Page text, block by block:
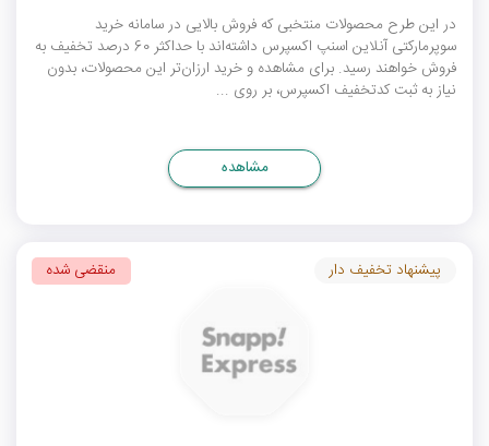
در این طرح محصولات منتخبی که فروش بالایی در سامانه خرید
سوپرمارکتی آنلاین اسنپ اکسپرس داشته‌اند با حداکثر 60 درصد تخفیف به
فروش خواهند رسید. برای مشاهده و خرید ارزان‌تر این محصولات، بدون
نیاز به ثبتکدتخفیف اکسپرس، بر روی ...
مشاهده
پیشنهاد تخفیف دار منقضی شده